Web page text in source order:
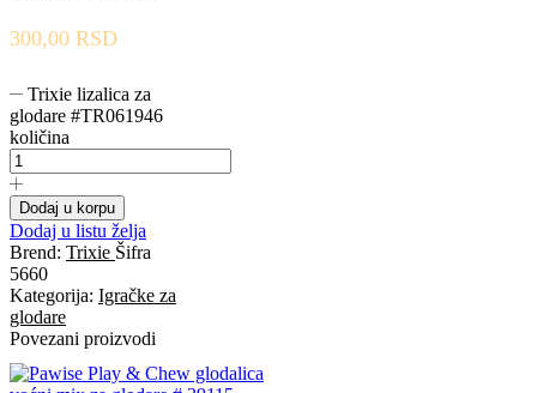
300,00 RSD
Trixie lizalica za
glodare #TR061946
količina
Dodaj u korpu
Dodaj u listu želja
Brend: Trixie Šifra
5660
Kategorija: Igračke za
glodare
Povezani proizvodi